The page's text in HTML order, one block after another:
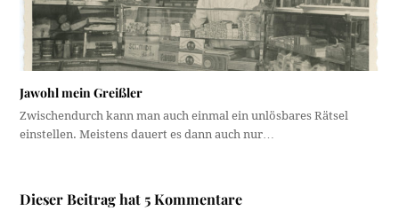
Jawohl mein Greißler
Zwischendurch kann man auch einmal ein unlösbares Rätsel
einstellen. Meistens dauert es dann auch nur…
Dieser Beitrag hat 5 Kommentare